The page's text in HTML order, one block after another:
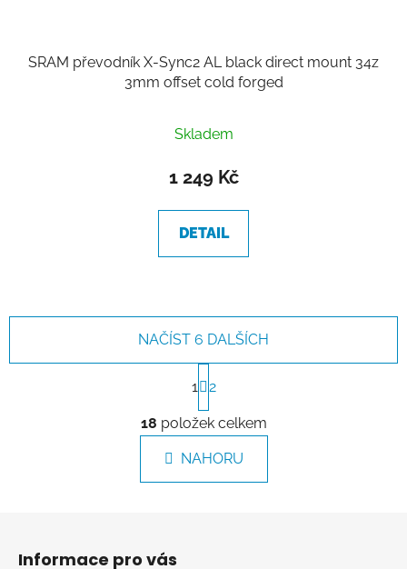
SRAM převodník X-Sync2 AL black direct mount 34z
3mm offset cold forged
Skladem
1 249 Kč
DETAIL
O
v
l
á
d
NAČÍST 6 DALŠÍCH
S
t
r
á
n
k
1 2
18 položek celkem
NAHORU
Informace pro vás